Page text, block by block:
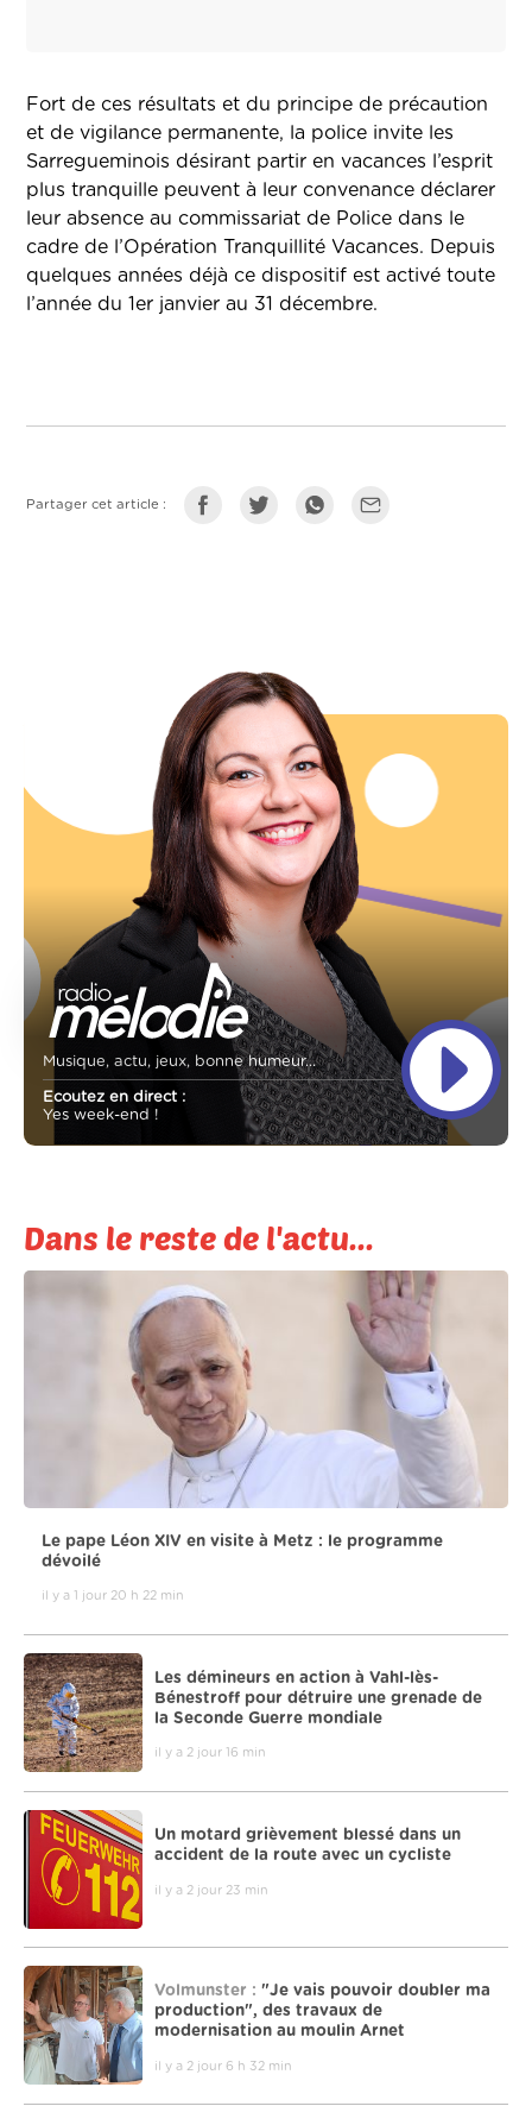
Fort de ces résultats et du principe de précaution
et de vigilance permanente, la police invite les
Sarregueminois désirant partir en vacances l’esprit
plus tranquille peuvent à leur convenance déclarer
leur absence au commissariat de Police dans le
cadre de l’Opération Tranquillité Vacances. Depuis
quelques années déjà ce dispositif est activé toute
l’année du 1er janvier au 31 décembre.
Partager cet article :
Musique, actu, jeux, bonne humeur...
Ecoutez en direct :
Yes week-end !
Dans le reste de l'actu...
Le pape Léon XIV en visite à Metz : le programme
dévoilé
il y a 1 jour 20 h 22 min
Les démineurs en action à Vahl-lès-
Bénestroff pour détruire une grenade de
la Seconde Guerre mondiale
il y a 2 jour 16 min
Un motard grièvement blessé dans un
accident de la route avec un cycliste
il y a 2 jour 23 min
Volmunster : "Je vais pouvoir doubler ma
production", des travaux de
modernisation au moulin Arnet
il y a 2 jour 6 h 32 min